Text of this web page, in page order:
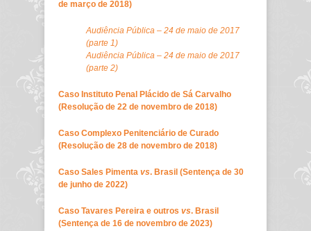
de março de 2018)
Audiência Pública – 24 de maio de 2017
(parte 1)
Audiência Pública – 24 de maio de 2017
(parte 2)
Caso Instituto Penal Plácido de Sá Carvalho
(Resolução de 22 de novembro de 2018)
Caso Complexo Penitenciário de Curado
(Resolução de 28 de novembro de 2018)
Caso Sales Pimenta vs. Brasil (Sentença de 30
de junho de 2022)
Caso Tavares Pereira e outros vs. Brasil
(Sentença de 16 de novembro de 2023)